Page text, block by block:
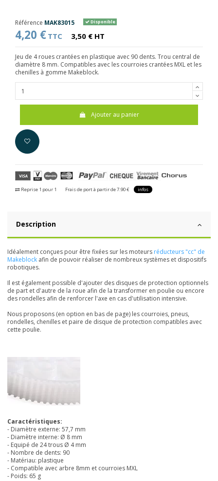
Référence MAK83015 Disponible
4,20 € TTC 3,50 € HT
Jeu de 4 roues crantées en plastique avec 90 dents. Trou central de
diamètre 8 mm. Compatibles avec les courroies crantées MXL et les
chenilles à gomme Makeblock.
Ajouter au panier
Reprise 1 pour 1 Frais de port à partir de 7.90 € infos
Description
Idéalement conçues pour être fixées sur les moteurs réducteurs "cc" de
Makeblock afin de pouvoir réaliser de nombreux systèmes et dispositifs
robotiques.
Il est également possible d'ajouter des disques de protection optionnels
de part et d'autre de la roue afin de la transformer en poulie ou encore
des rondelles afin de renforcer l'axe en cas d'utilisation intensive.
Nous proposons (en option en bas de page) les courroies, pneus,
rondelles, chenilles et paire de disque de protection compatibles avec
cette poulie.
Caractéristiques:
- Diamètre externe: 57,7 mm
- Diamètre interne: Ø 8 mm
- Equipé de 24 trous Ø 4 mm
- Nombre de dents: 90
- Matériau: plastique
- Compatible avec arbre 8mm et courroies MXL
- Poids: 65 g